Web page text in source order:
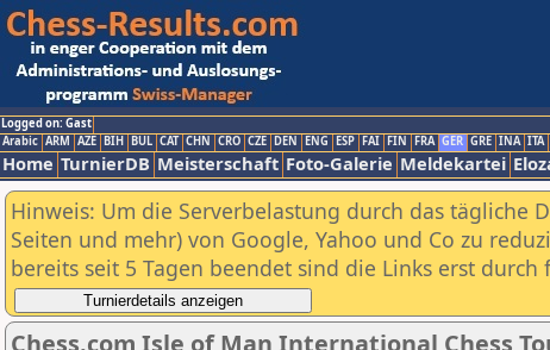
Logged on: Gast
Arabic ARM AZE BIH BUL CAT CHN CRO CZE DEN ENG ESP FAI FIN FRA GER GRE INA ITA
Home TurnierDB Meisterschaft Foto-Galerie Meldekartei
Hinweis: Um die Serverbelastung durch das tägliche
Seiten und mehr) von Google, Yahoo und Co zu
bereits seit 5 Tagen beendet sind die Links erst
Chess.com Isle of Man International Chess